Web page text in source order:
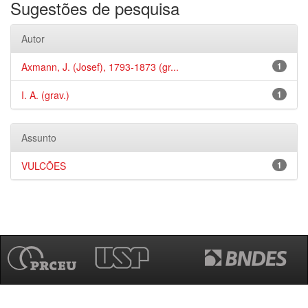
Sugestões de pesquisa
Autor
1
Axmann, J. (Josef), 1793-1873 (gr...
1
I. A. (grav.)
Assunto
1
VULCÕES